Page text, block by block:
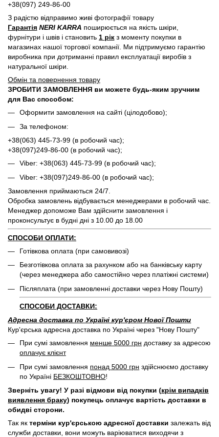
+38(097) 249-86-00
З радістю відправимо живі фотографії товару
Гарантія NERI KARRA поширюється на якість шкіри,
фурнітури і швів і становить 1 рік з моменту покупки в
магазинах нашої торгової компанії. Ми підтримуємо гарантію
виробника при дотриманні правил експлуатації виробів з
натуральної шкіри.
Обмін та повернення товару
ЗРОБИТИ ЗАМОВЛЕННЯ ви можете будь-яким зручним
для Вас способом:
Оформити замовлення на сайті (цілодобово);
За телефоном:
+38(063) 445-73-99 (в робочий час);
+38(097)249-86-00 (в робочий час);
Viber: +38(063) 445-73-99 (в робочий час);
Viber: +38(097)249-86-00 (в робочий час);
Замовлення приймаються 24/7.
Обробка замовлень відбувається менеджерами в робочий час.
Менеджер допоможе Вам здійснити замовлення і
проконсультує в будні дні з 10.00 до 18.00
СПОСОБИ ОПЛАТИ:
Готівкова оплата (при самовивозі)
Безготівкова оплата за рахунком або на банківську карту
(через менеджера або самостійно через платіжні системи)
Післяплата (при замовленні доставки через Нову Пошту)
СПОСОБИ ДОСТАВКИ:
Адресна доставка по Україні кур'єром Нової Пошти
Кур'єрська адресна доставка по Україні через "Нову Пошту"
При сумі замовлення менше 5000 грн доставку за адресою
оплачує клієнт
При сумі замовлення понад 5000 грн здійснюємо доставку
по Україні БЕЗКОШТОВНО!
Зверніть увагу! У разі відмови від покупки (крім випадків
виявлення браку) покупець оплачує вартість доставки в
обидві сторони.
Так як терміни кур'єрською адресної доставки залежать від
служби доставки, вони можуть варіюватися виходячи з